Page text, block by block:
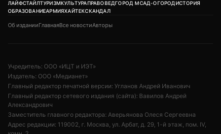
ЛАЙФСТАЙЛТУРИЗМКУЛЬТУРАПРАВОВЕДГОРОД МСАД-ОГОРОДИСТОРИЯ
ОБРАЗОВАНИЕАРМИЯХАЙТЕКСКАНДАЛ
Об изданииГлавнаяВсе новостиАвторы
Учредитель: ООО «ИЦТ и ИЭТ»
Издатель: ООО «Медианет»
Главный редактор печатной версии: Угланов Андрей Иванович
Главный редактор сетевого издания (сайта): Вавилов Андрей
Александрович
Заместитель главного редактора: Аверьянова Олеся Сергеевна
Адрес редакции: 119002, г. Москва, ул. Арбат, д. 29, 1-й этаж, пом. IV,